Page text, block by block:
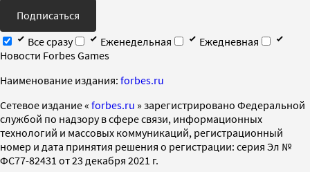
Подписаться
Все сразу
Еженедельная
Ежедневная
Новости Forbes Games
Наименование издания: forbes.ru
Cетевое издание « forbes.ru » зарегистрировано Федеральной
службой по надзору в сфере связи, информационных
технологий и массовых коммуникаций, регистрационный
номер и дата принятия решения о регистрации: серия Эл №
ФС77-82431 от 23 декабря 2021 г.